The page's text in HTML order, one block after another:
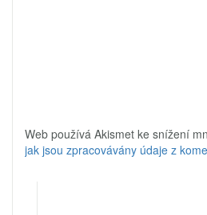
Web používá Akismet ke snížení
jak jsou zpracovávány údaje z